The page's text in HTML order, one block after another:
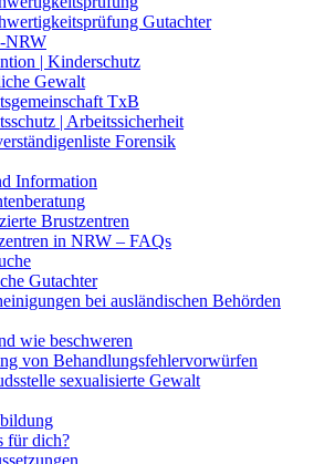
Gutachter
NRW
| Kinderschutz
Gewalt
TxB
| Arbeitssicherheit
Forensik
Information
Brustzentren
in NRW – FAQs
Gutachter
bei ausländischen Behörden
wie beschweren
von Behandlungsfehlervorwürfen
sexualisierte Gewalt
für dich?